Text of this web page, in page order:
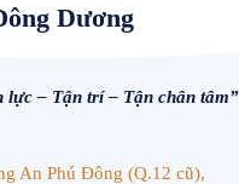
Dương
lực – Tận trí – Tận chân tâm”
An Phú Đông (Q.12 cũ),